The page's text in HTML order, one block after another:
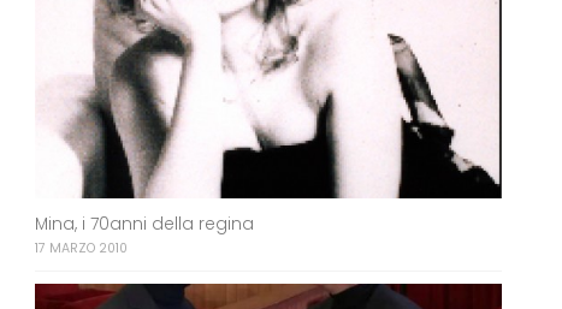
Mina, i 70anni della regina
17 MARZO 2010